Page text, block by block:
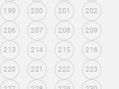
199 200 201 202
206 207 208 209
213 214 215 216
220 221 222 223